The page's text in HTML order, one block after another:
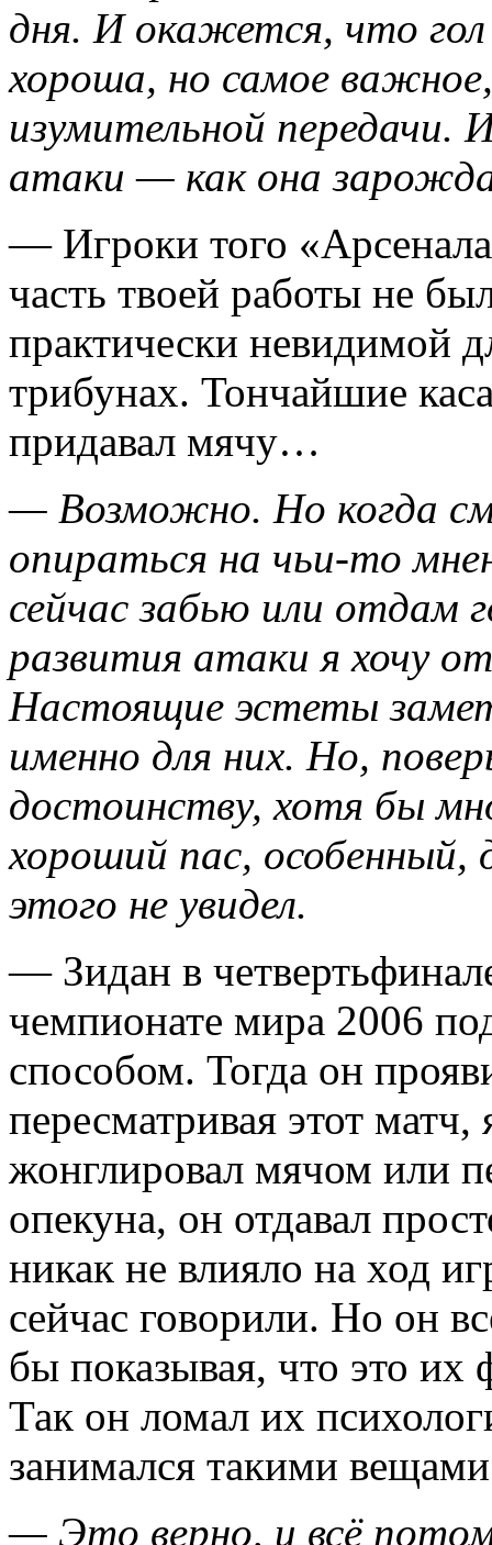
дня. И окажется, что гол
хороша, но самое
изумительной передачи.
атаки — как она
— Игроки того
часть твоей работы не
практически невидимой
трибунах. Тончайшие
придавал мячу…
— Возможно. Но когда
опираться на чьи-то
сейчас забью или отдам
развития атаки я хочу
Настоящие эстеты
именно для них. Но,
достоинству, хотя бы
хороший пас, особенный,
этого не увидел.
— Зидан в
чемпионате мира 2006
способом. Тогда он
пересматривая этот
жонглировал мячом или
опекуна, он отдавал
никак не влияло на ход
сейчас говорили. Но он
бы показывая, что это
Так он ломал их
занимался такими
— Это верно, и всё